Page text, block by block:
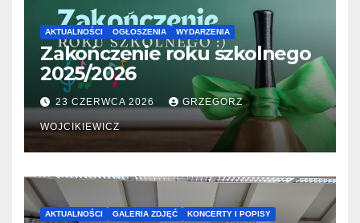
AKTUALNOŚCI OGŁOSZENIA WYDARZENIA
Zakończenie roku szkolnego
2025/2026
23 CZERWCA 2026 GRZEGORZ
WOJCIKIEWICZ
AKTUALNOŚCI GALERIA ZDJĘĆ KONCERTY I POPISY